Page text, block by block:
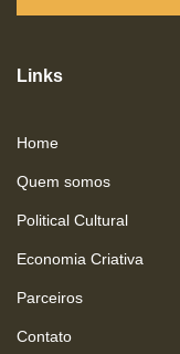
Links
Home
Quem somos
Political Cultural
Economia Criativa
Parceiros
Contato